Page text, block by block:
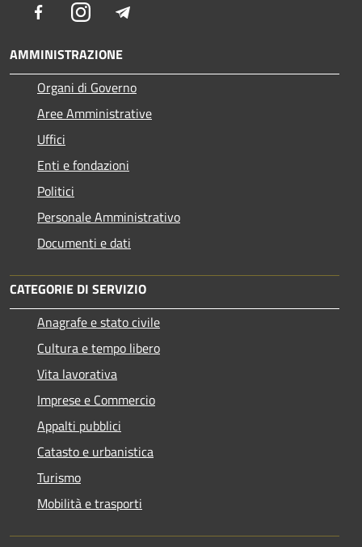
FacebookInstagram
AMMINISTRAZIONE
Organi di Governo
Aree Amministrative
Uffici
Enti e fondazioni
Politici
Personale Amministrativo
Documenti e dati
CATEGORIE DI SERVIZIO
Anagrafe e stato civile
Cultura e tempo libero
Vita lavorativa
Imprese e Commercio
Appalti pubblici
Catasto e urbanistica
Turismo
Mobilità e trasporti